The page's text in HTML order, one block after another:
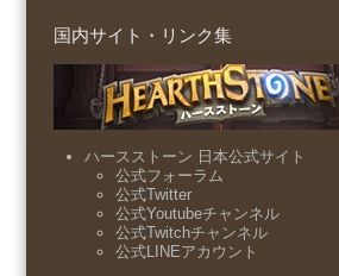
国内サイト・リンク集
ハースストーン 日本公式サイト
公式フォーラム
公式Twitter
公式Youtubeチャンネル
公式Twitchチャンネル
公式LINEアカウント